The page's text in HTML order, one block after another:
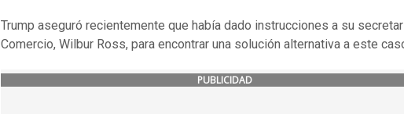
Trump aseguró recientemente que había dado instrucciones a su
Comercio, Wilbur Ross, para encontrar una solución alternativa a este
PUBLICIDAD